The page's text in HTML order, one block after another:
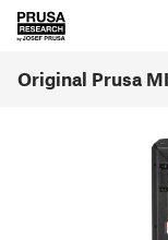
Original Prusa